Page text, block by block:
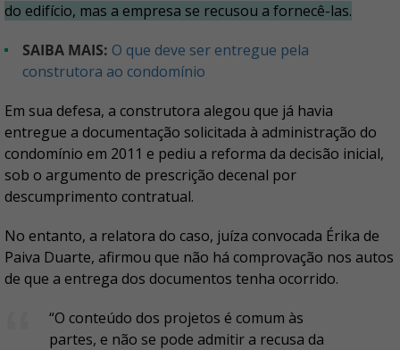
do edifício, mas a empresa se recusou a fornecê-las.
SAIBA MAIS: O que deve ser entregue pela
construtora ao condomínio
Em sua defesa, a construtora alegou que já havia
entregue a documentação solicitada à administração do
condomínio em 2011 e pediu a reforma da decisão inicial,
sob o argumento de prescrição decenal por
descumprimento contratual.
No entanto, a relatora do caso, juíza convocada Érika de
Paiva Duarte, afirmou que não há comprovação nos autos
de que a entrega dos documentos tenha ocorrido.
“O conteúdo dos projetos é comum às
partes, e não se pode admitir a recusa da